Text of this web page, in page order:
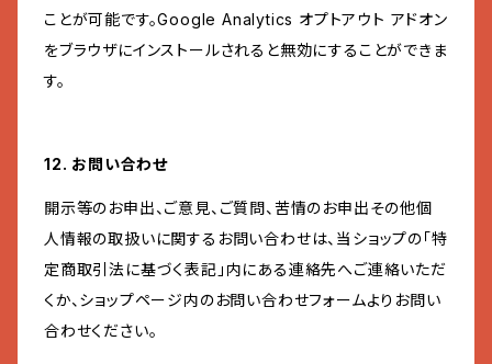
ことが可能です。Google Analytics オプトアウト アドオン
をブラウザにインストールされると無効にすることができま
す。
12. お問い合わせ
開示等のお申出、ご意見、ご質問、苦情のお申出その他個
人情報の取扱いに関するお問い合わせは、当ショップの「特
定商取引法に基づく表記」内にある連絡先へご連絡いただ
くか、ショップページ内のお問い合わせフォームよりお問い
合わせください。